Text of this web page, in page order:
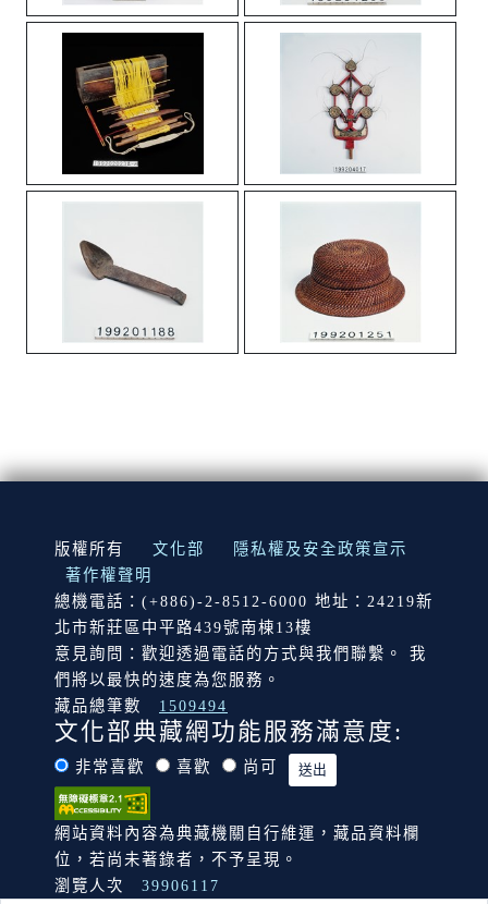
:::
版權所有 文化部
隱私權及安全政策宣示
著作權聲明
總機電話：(+886)-2-8512-6000 地址：24219新
北市新莊區中平路439號南棟13樓
意見詢問：歡迎透過電話的方式與我們聯繫。 我
們將以最快的速度為您服務。
藏品總筆數
1509494
文化部典藏網功能服務滿意度:
非常喜歡 喜歡 尚可
網站資料內容為典藏機關自行維運，藏品資料欄
位，若尚未著錄者，不予呈現。
瀏覽人次
39906117